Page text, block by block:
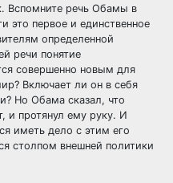
Вспомните речь Обамы в
это первое и единственное
определенной
речи понятие
совершенно новым для
Включает ли он в себя
Но Обама сказал, что
и протянул ему руку. И
иметь дело с этим его
столпом внешней политики